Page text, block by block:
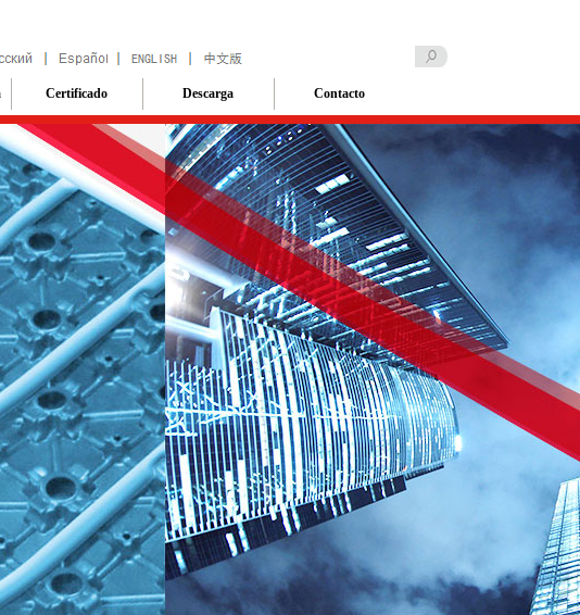
Certificado Descarga Contacto